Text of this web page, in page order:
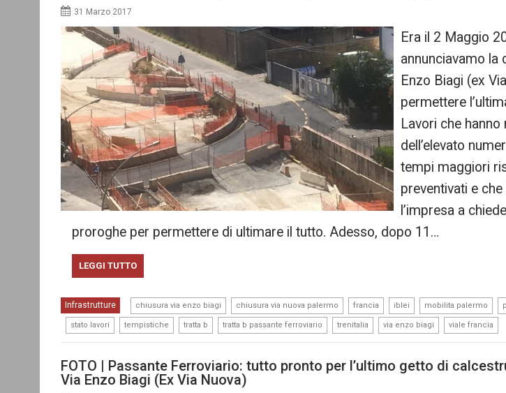
31 Marzo 2017
Era il 2 Maggio
annunciavamo la
Enzo Biagi (ex
permettere
Lavori che
dell’elevato
tempi maggiori
preventivati e
l’impresa a
proroghe per permettere di ultimare il tutto. Adesso, dopo 11…
LEGGI TUTTO
Infrastrutture chiusura via enzo biagi chiusura via nuova palermo francia iblei mobilita palermo
stato lavori tempistiche tratta b tratta b passante ferroviario trenitalia via enzo biagi viale francia
FOTO | Passante Ferroviario: tutto pronto per l’ultimo getto di
Via Enzo Biagi (Ex Via Nuova)